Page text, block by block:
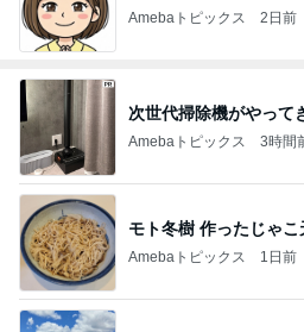
Amebaトピックス 2日前
次世代掃除機がやって
Amebaトピックス 3時間
モト冬樹 作ったじゃ
Amebaトピックス 1日前